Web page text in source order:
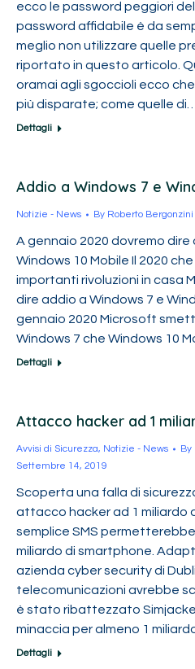
ecco le password peggiori
password affidabile è da
meglio non utilizzare quelle
riportato in questo articolo.
oramai agli sgoccioli ecco
più disparate; come quelle di…
Dettagli
Addio a Windows 7 e
Notizie - News By Roberto Bergonzini
A gennaio 2020 dovremo dire
Windows 10 Mobile Il 2020
importanti rivoluzioni in casa
dire addio a Windows 7 e
gennaio 2020 Microsoft
Windows 7 che Windows 10
Dettagli
Attacco hacker ad 1
Avvisi di Sicurezza, Notizie - News By
Settembre 14, 2019
Scoperta una falla di
attacco hacker ad 1 miliardo
semplice SMS
miliardo di smartphone.
azienda cyber security di
telecomunicazioni avrebbe
è stato ribattezzato
minaccia per almeno 1
Dettagli